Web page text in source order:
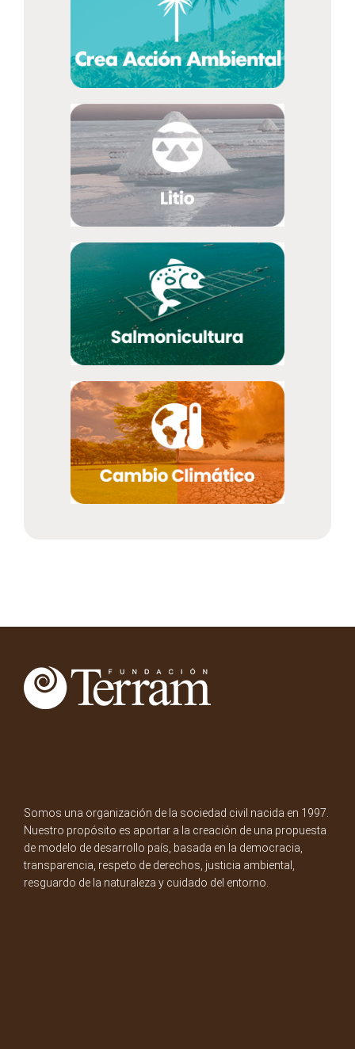
Somos una organización de la sociedad civil nacida en 1997.
Nuestro propósito es aportar a la creación de una propuesta
de modelo de desarrollo país, basada en la democracia,
transparencia, respeto de derechos, justicia ambiental,
resguardo de la naturaleza y cuidado del entorno.